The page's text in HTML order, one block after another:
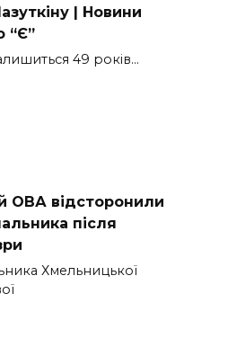
| Новини
“Є”
49 років…
ОВА відсторонили
після
Хмельницької